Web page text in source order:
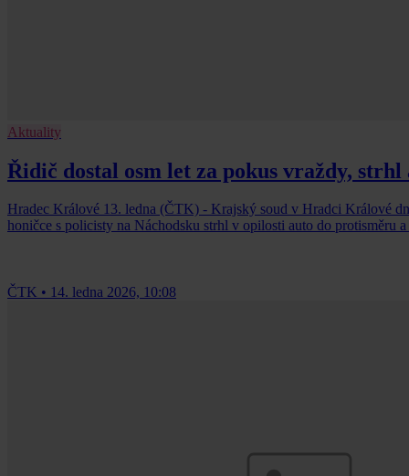
Aktuality
Řidič dostal osm let za pokus vraždy,
Hradec Králové 13. ledna (ČTK) - Krajský soud v Hradci Králové
honičce s policisty na Náchodsku strhl v opilosti auto do protisměru
ČTK • 14. ledna 2026, 10:08